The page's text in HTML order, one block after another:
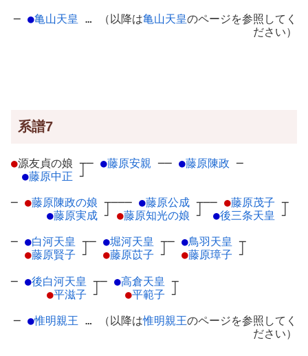
─ ●亀山天皇 … （以降は亀山天皇のページを参照してく
ださい）
系譜7
●源友貞の娘 ┬
●藤原中正 ┘
─ ●藤原安親 ── ●藤原陳政 ─
─ ●藤原陳政の娘 ┬
●藤原実成 ┘
─── ●藤原公成 ┬
●藤原知光の娘 ┘
── ●藤原茂子 ┬
●後三条天皇 ┘
─ ●白河天皇 ┬
●藤原賢子 ┘
─ ●堀河天皇 ┬
●藤原苡子 ┘
─ ●鳥羽天皇 ┬
●藤原璋子 ┘
─ ●後白河天皇 ┬
●平滋子 ┘
─ ●高倉天皇 ┬
●平範子 ┘
─ ●惟明親王 … （以降は惟明親王のページを参照してく
ださい）